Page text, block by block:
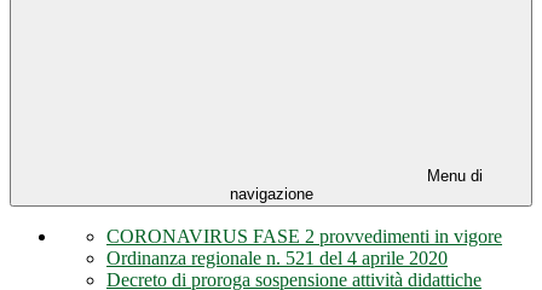
Menu di
navigazione
CORONAVIRUS FASE 2 provvedimenti in vigore
Ordinanza regionale n. 521 del 4 aprile 2020
Decreto di proroga sospensione attività didattiche